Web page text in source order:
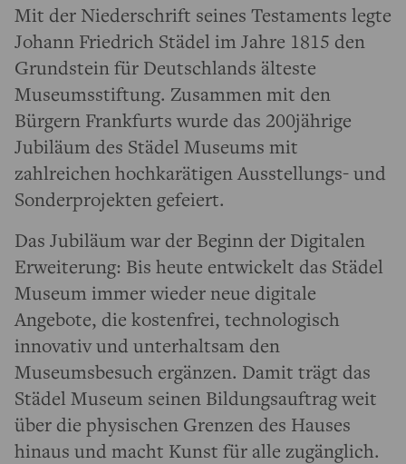
Mit der Niederschrift seines Testaments legte
Johann Friedrich Städel im Jahre 1815 den
Grundstein für Deutschlands älteste
Museumsstiftung. Zusammen mit den
Bürgern Frankfurts wurde das 200jährige
Jubiläum des Städel Museums mit
zahlreichen hochkarätigen Ausstellungs- und
Sonderprojekten gefeiert.
Das Jubiläum war der Beginn der Digitalen
Erweiterung: Bis heute entwickelt das Städel
Museum immer wieder neue digitale
Angebote, die kostenfrei, technologisch
innovativ und unterhaltsam den
Museumsbesuch ergänzen. Damit trägt das
Städel Museum seinen Bildungsauftrag weit
über die physischen Grenzen des Hauses
hinaus und macht Kunst für alle zugänglich.